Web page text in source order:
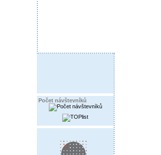
Počet návštevníků